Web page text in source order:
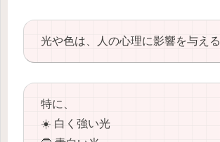
光や色は、人の心理に影響を与える
特に、
☀️ 白く強い光